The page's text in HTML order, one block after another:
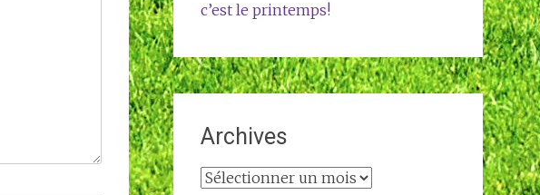
c’est le printemps!
Archives
Archives